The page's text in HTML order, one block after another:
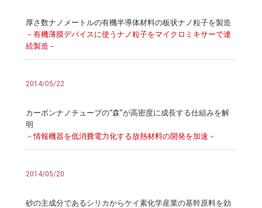
厚さ数ナノメートルの有機半導体材料の板状ナノ粒子を製造
－有機薄膜デバイスに使うナノ粒子をマイクロミキサーで連
続製造－
2014/05/22
カーボンナノチューブの“森”が高密度に成長する仕組みを解
明
－情報機器を低消費電力化する放熱材料の開発を加速－
2014/05/20
砂の主成分であるシリカからケイ素化学産業の基幹原料を効